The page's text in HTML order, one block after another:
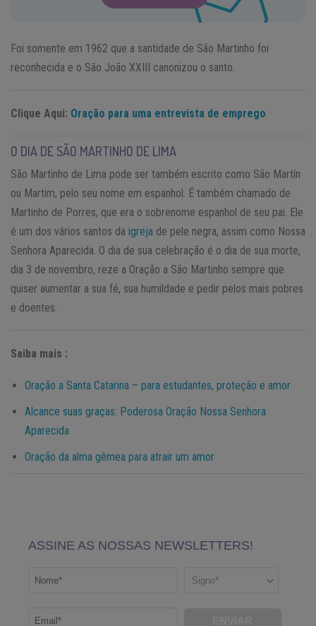
Foi somente em 1962 que a santidade de São Martinho foi
reconhecida e o São João XXIII canonizou o santo.
Clique Aqui: Oração para uma entrevista de emprego
O DIA DE SÃO MARTINHO DE LIMA
São Martinho de Lima pode ser também escrito como São Martín
ou Martim, pelo seu nome em espanhol. É também chamado de
Martinho de Porres, que era o sobrenome espanhol de seu pai. Ele
é um dos vários santos da igreja de pele negra, assim como Nossa
Senhora Aparecida. O dia de sua celebração é o dia de sua morte,
dia 3 de novembro, reze a Oração a São Martinho sempre que
quiser aumentar a sua fé, sua humildade e pedir pelos mais pobres
e doentes.
Saiba mais :
Oração a Santa Catarina – para estudantes, proteção e amor
Alcance suas graças: Poderosa Oração Nossa Senhora
Aparecida
Oração da alma gêmea para atrair um amor